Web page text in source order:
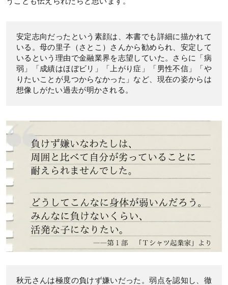
安定志向だったという素顔は、本書でも詳細に描かれて
いる。母の里子（さとこ）さんから勧められ、安定して
いるという理由で金融業界を志望していた。さらに「病
弱」「成績はほぼビリ」「上がり症」「男性不信」「や
りたいことが見つからなかった」など、現在の姿からは
想像しがたい過去が明かされる。
秋元さんは極度の負けず嫌いだった。弱点を認知し、徹